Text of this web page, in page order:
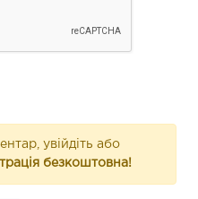
увійдіть або
безкоштовна!